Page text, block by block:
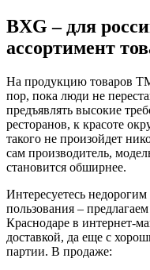
BXG – для
ассортимент
На продукцию товаров
пор, пока люди не
предъявлять высокие
ресторанов, к красоте
такого не произойдет
сам производитель,
становится обширнее.
Интересуетесь
пользования –
Краснодаре в интернет-
доставкой, да еще с
партии. В продаже: